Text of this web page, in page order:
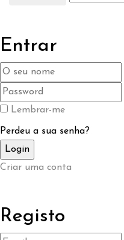
Entrar
Lembrar-me
Perdeu a sua senha?
Criar uma conta
Registo